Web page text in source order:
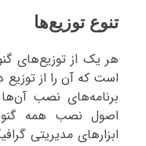
تنوع توزیع‌ها
هر یک از توزیع‌های
است که آن ‌را از
برنامه‌های نصب
اصول نصب همه
ابزارهای مدیریتی